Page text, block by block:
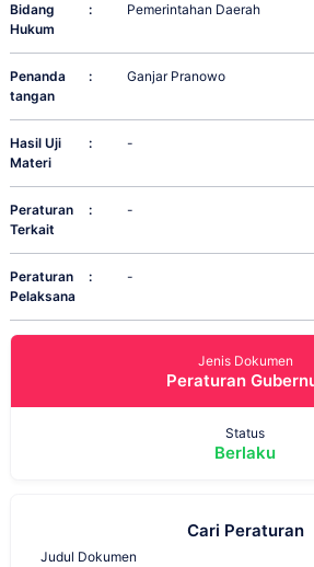
Bidang
Hukum
: Pemerintahan Daerah
Penanda
tangan
: Ganjar Pranowo
Hasil Uji
Materi
: -
Peraturan
Terkait
: -
Peraturan
Pelaksana
: -
Jenis Dokumen
Peraturan
Status
Berlaku
Cari Peraturan
Judul Dokumen